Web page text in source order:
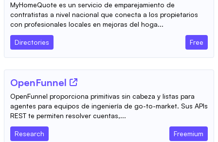
MyHomeQuote es un servicio de emparejamiento de
contratistas a nivel nacional que conecta a los propietarios
con profesionales locales en mejoras del hoga...
Directories Free
OpenFunnel
OpenFunnel proporciona primitivas sin cabeza y listas para
agentes para equipos de ingeniería de go-to-market. Sus APIs
REST te permiten resolver cuentas,...
Research Freemium